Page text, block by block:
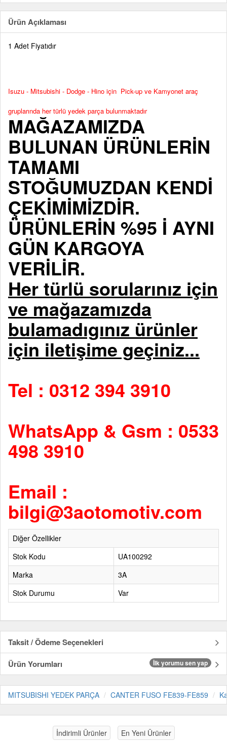
Ürün Açıklaması
1 Adet Fiyatıdır
Isuzu - Mitsubishi - Dodge - Hino için Pick-up ve Kamyonet araç
gruplarında her türlü yedek parça bulunmaktadır
MAĞAZAMIZDA
BULUNAN ÜRÜNLERİN
TAMAMI
STOĞUMUZDAN KENDİ
ÇEKİMİMİZDİR.
ÜRÜNLERİN %95 İ AYNI
GÜN KARGOYA
VERİLİR.
Her türlü sorularınız için
ve mağazamızda
bulamadıgınız ürünler
için iletişime geçiniz...
Tel : 0312 394 3910
WhatsApp & Gsm : 0533
498 3910
Email :
bilgi@3aotomotiv.com
Diğer Özellikler
Stok Kodu
UA100292
Marka
3A
Stok Durumu
Var
Taksit / Ödeme Seçenekleri
Ürün Yorumları
İlk yorumu sen yap
MITSUBISHI YEDEK PARÇA CANTER FUSO FE839-FE859
İndirimli Ürünler En Yeni Ürünler